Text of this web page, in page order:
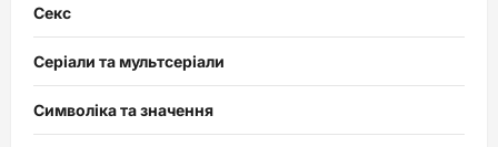
Секс
Серіали та мультсеріали
Символіка та значення